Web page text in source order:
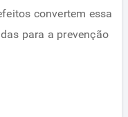
convertem essa
para a prevenção